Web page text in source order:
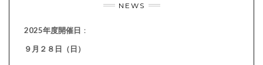
NEWS
2025年度開催日 ：
９月２８日（日）